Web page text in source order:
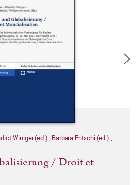
Winiger (ed.) , Barbara Fritschi (ed.) ,
/ Droit et